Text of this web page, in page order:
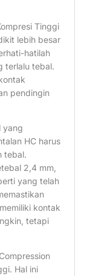
Tinggi
lebih besar
hatilah
terlalu tebal.
pendingin
yang
HC harus
tebal.
2,4 mm,
yang telah
kontak
tetapi
Hal ini